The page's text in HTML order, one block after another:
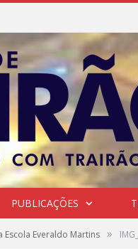
PUBLICAÇÕES
Everaldo Martins »